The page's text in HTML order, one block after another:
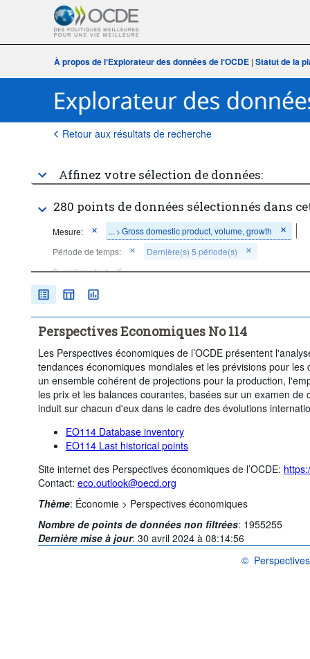
À propos de l‘Explorateur des données de l‘OCDE | Statut de la
Retour aux résultats de recherche
Affinez votre sélection de données:
280 points de données sélectionnés dans
Mesure: ... > Gross domestic product, volume, growth
Période de temps:
Dernière(s) 5 période(s)
Supprimer tout
Perspectives Economiques No 114
Les Perspectives économiques de l’OCDE présentent
tendances économiques mondiales et les prévisions pour
un ensemble cohérent de projections pour la production,
les prix et les balances courantes, basées sur un examen de
induit sur chacun d'eux dans le cadre des évolutions
EO114 Database inventory
EO114 Last historical points
Site internet des Perspectives économiques de l’OCDE:
Contact: eco.outlook@oecd.org
Thème: Économie > Perspectives économiques
Nombre de points de données non filtrées: 1955255
Dernière mise à jour: 30 avril 2024 à 08:14:56
©